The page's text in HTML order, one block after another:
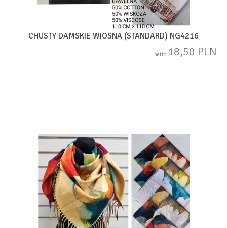
CHUSTY DAMSKIE WIOSNA (STANDARD) NG4216
netto 18,50 PLN